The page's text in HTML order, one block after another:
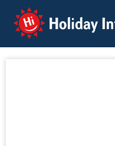
Holiday Info